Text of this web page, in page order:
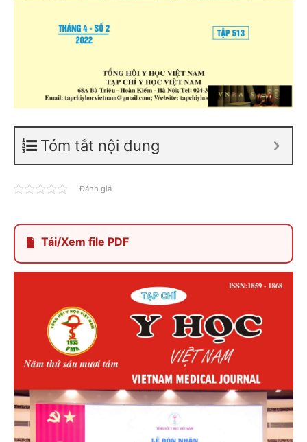
Tóm tắt nội dung
Đánh giá
Tải/Xem file PDF